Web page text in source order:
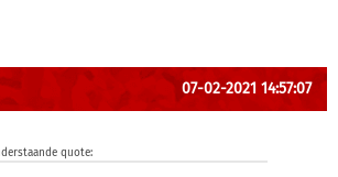
07-02-2021 14:57:07
quote: